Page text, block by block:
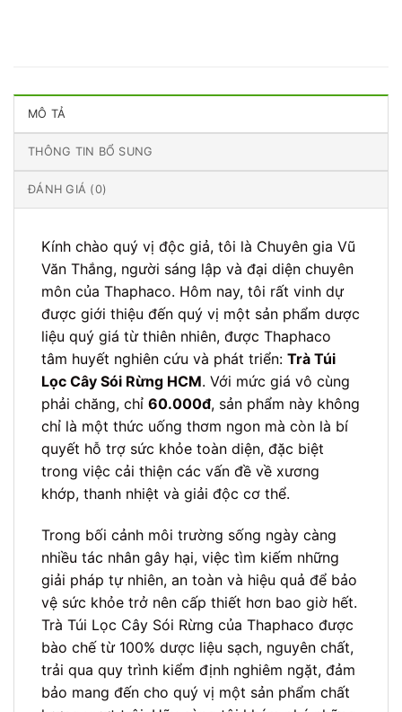
MÔ TẢ
THÔNG TIN BỔ SUNG
ĐÁNH GIÁ (0)
Kính chào quý vị độc giả, tôi là Chuyên gia Vũ
Văn Thắng, người sáng lập và đại diện chuyên
môn của Thaphaco. Hôm nay, tôi rất vinh dự
được giới thiệu đến quý vị một sản phẩm dược
liệu quý giá từ thiên nhiên, được Thaphaco
tâm huyết nghiên cứu và phát triển: Trà Túi
Lọc Cây Sói Rừng HCM. Với mức giá vô cùng
phải chăng, chỉ 60.000đ, sản phẩm này không
chỉ là một thức uống thơm ngon mà còn là bí
quyết hỗ trợ sức khỏe toàn diện, đặc biệt
trong việc cải thiện các vấn đề về xương
khớp, thanh nhiệt và giải độc cơ thể.
Trong bối cảnh môi trường sống ngày càng
nhiều tác nhân gây hại, việc tìm kiếm những
giải pháp tự nhiên, an toàn và hiệu quả để bảo
vệ sức khỏe trở nên cấp thiết hơn bao giờ hết.
Trà Túi Lọc Cây Sói Rừng của Thaphaco được
bào chế từ 100% dược liệu sạch, nguyên chất,
trải qua quy trình kiểm định nghiêm ngặt, đảm
bảo mang đến cho quý vị một sản phẩm chất